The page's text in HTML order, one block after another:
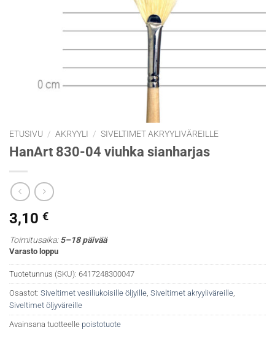
ETUSIVU / AKRYYLI / SIVELTIMET AKRYYLIVÄREILLE
HanArt 830-04 viuhka sianharjas
3,10 €
Toimitusaika:5–18 päivää
Varasto loppu
Tuotetunnus (SKU): 6417248300047
Osastot: Siveltimet vesiliukoisille öljyille, Siveltimet akryyliväreille,
Siveltimet öljyväreille
Avainsana tuotteelle poistotuote